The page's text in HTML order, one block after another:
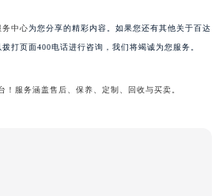
务中心为您分享的精彩内容。如果您还有其他关于百达
打页面400电话进行咨询，我们将竭诚为您服务。